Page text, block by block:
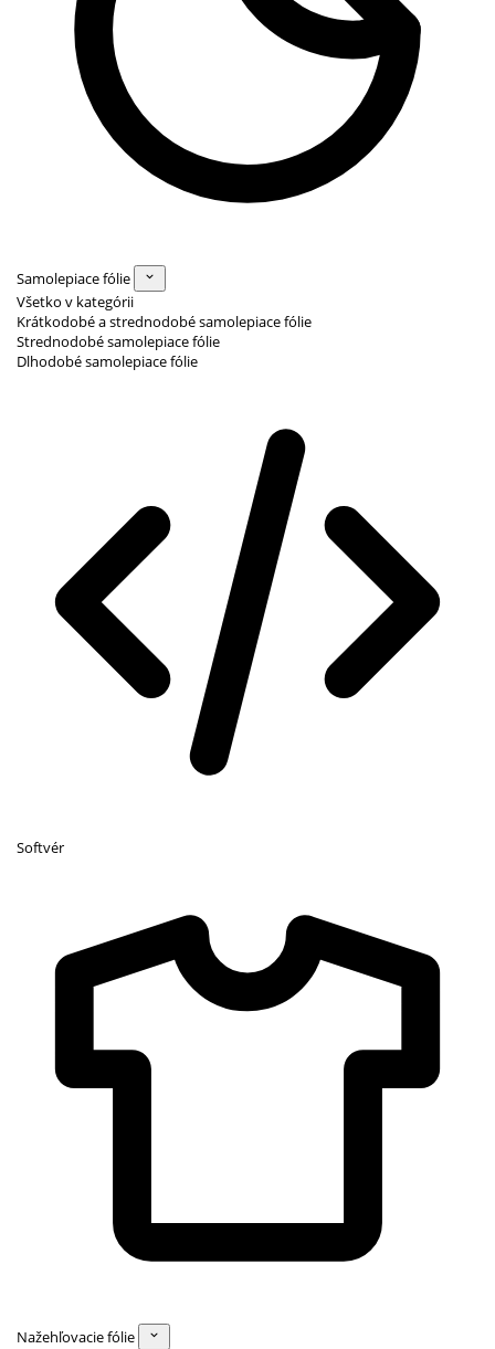
Samolepiace fólie
Všetko v kategórii
Krátkodobé a strednodobé samolepiace fólie
Strednodobé samolepiace fólie
Dlhodobé samolepiace fólie
Softvér
Nažehľovacie fólie